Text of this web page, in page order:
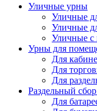
Уличные урны
Уличные
Уличные
Уличные с
Урны для
Для
Для
Для
Раздельный
Для